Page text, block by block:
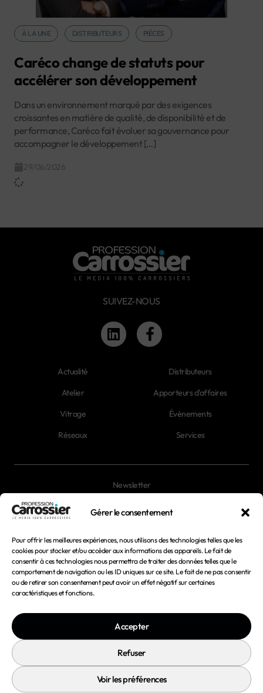
Gérer le consentement
Pour offrir les meilleures expériences, nous utilisons des technologies telles que les
cookies pour stocker et/ou accéder aux informations des appareils. Le fait de
consentir à ces technologies nous permettra de traiter des données telles que le
comportement de navigation ou les ID uniques sur ce site. Le fait de ne pas consentir
ou de retirer son consentement peut avoir un effet négatif sur certaines
caractéristiques et fonctions.
Accepter
Refuser
Voir les préférences
À LA UNE DISTRIBUTEURS PIÈCES
Caréco change de statuts pour
accélérer son développement
Dans un environnement marqué par des exigences
croissantes en matière de qualité, de disponibilité et de
performance, Caréco fait évoluer sa gouvernance pour
accompagner le développement […]
SUIVEZ-NOUS
Actualité
Atelier
Vitrage
Réseaux
Distributeurs
Apporteurs d'affaires
Évènements
Services
Newsletter
Mentions légales
Conditions générales d'utilisation
Conditions générales de vente
Politique de cookies
© 2026 Profession Carrossier - Tous droits réservés